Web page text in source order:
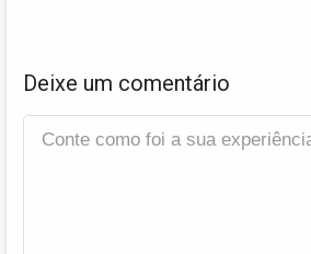
Deixe um comentário